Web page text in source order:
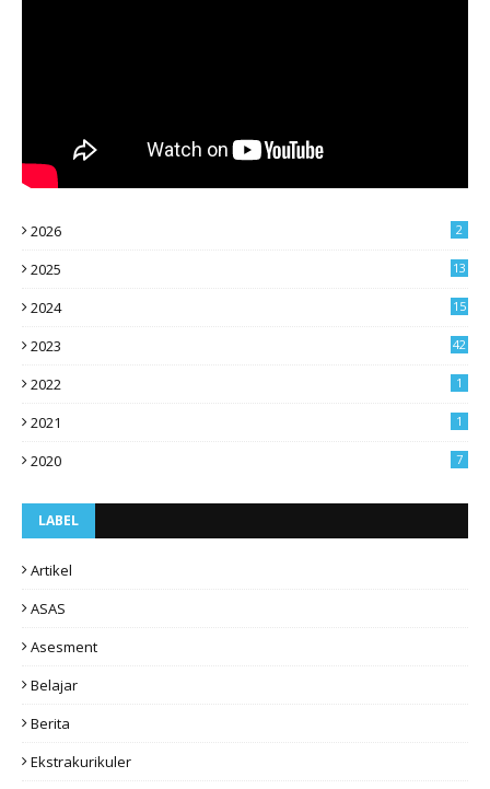
2026 2
2025 13
2024 15
2023 42
2022 1
2021 1
2020 7
LABEL
Artikel
ASAS
Asesment
Belajar
Berita
Ekstrakurikuler